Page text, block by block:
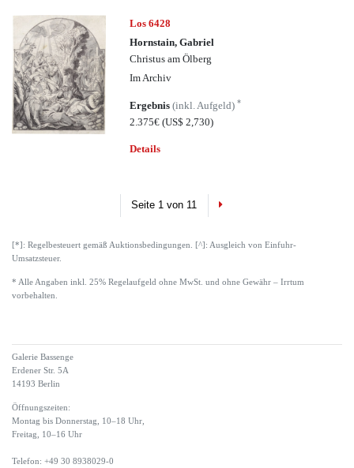
Los 6428
Hornstain, Gabriel
Christus am Ölberg
Im Archiv
Ergebnis(inkl. Aufgeld)*
2.375€(US$ 2,730)
Details
Seite 1 von 11 Next
[*]: Regelbesteuert gemäß Auktionsbedingungen. [^]: Ausgleich von Einfuhr-
Umsatzsteuer.
* Alle Angaben inkl. 25% Regelaufgeld ohne MwSt. und ohne Gewähr – Irrtum
vorbehalten.
Galerie Bassenge
Erdener Str. 5A
14193 Berlin
Öffnungszeiten:
Montag bis Donnerstag, 10–18 Uhr,
Freitag, 10–16 Uhr
Telefon: +49 30 8938029-0